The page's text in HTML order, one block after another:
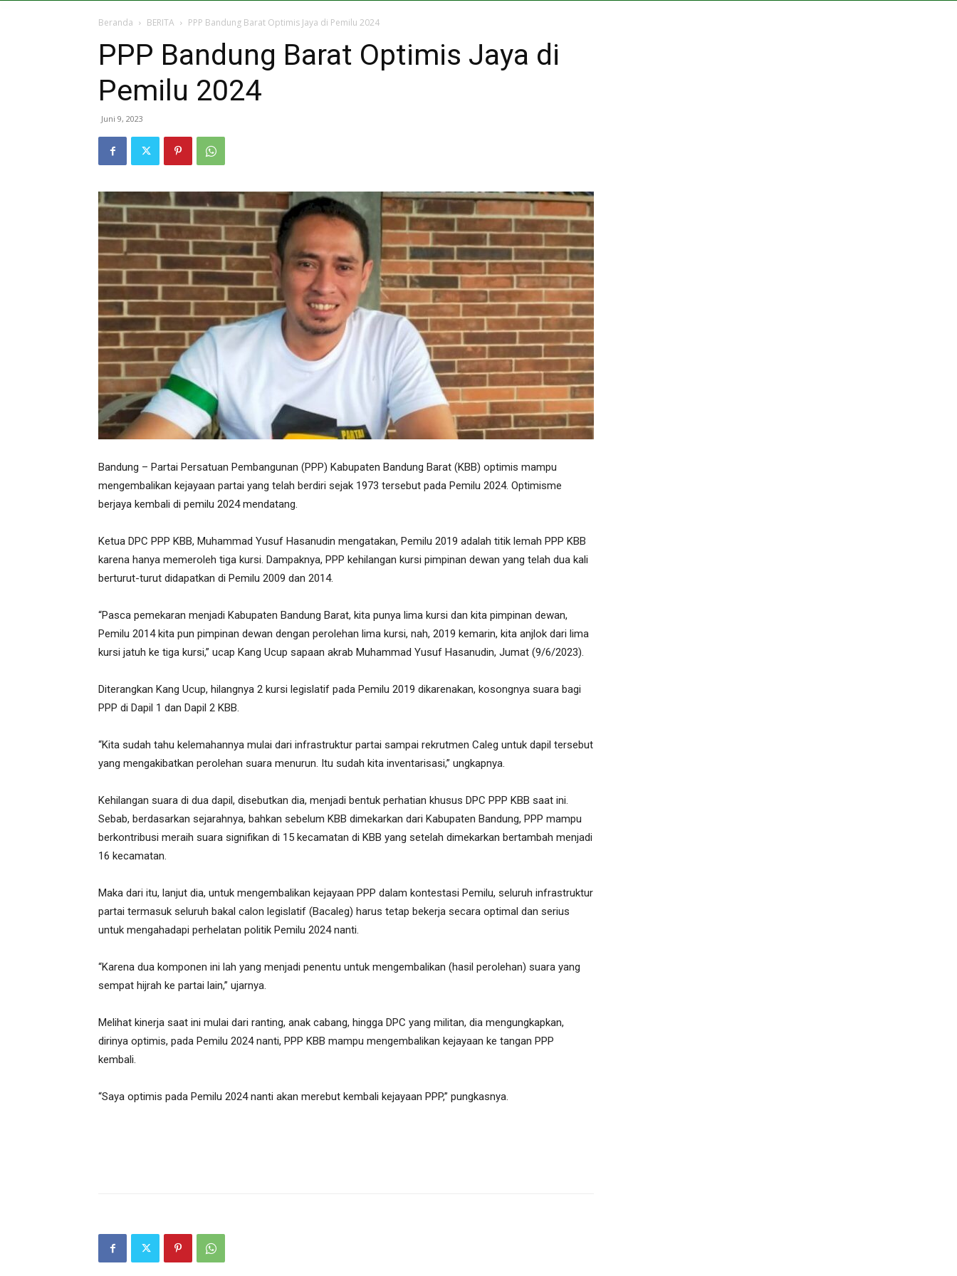
Beranda BERITA PPP Bandung Barat Optimis Jaya di Pemilu 2024
PPP Bandung Barat Optimis Jaya di
Pemilu 2024
Juni 9, 2023
Bandung – Partai Persatuan Pembangunan (PPP) Kabupaten Bandung Barat (KBB) optimis mampu
mengembalikan kejayaan partai yang telah berdiri sejak 1973 tersebut pada Pemilu 2024. Optimisme
berjaya kembali di pemilu 2024 mendatang.
Ketua DPC PPP KBB, Muhammad Yusuf Hasanudin mengatakan, Pemilu 2019 adalah titik lemah PPP KBB
karena hanya memeroleh tiga kursi. Dampaknya, PPP kehilangan kursi pimpinan dewan yang telah dua kali
berturut-turut didapatkan di Pemilu 2009 dan 2014.
“Pasca pemekaran menjadi Kabupaten Bandung Barat, kita punya lima kursi dan kita pimpinan dewan,
Pemilu 2014 kita pun pimpinan dewan dengan perolehan lima kursi, nah, 2019 kemarin, kita anjlok dari lima
kursi jatuh ke tiga kursi,” ucap Kang Ucup sapaan akrab Muhammad Yusuf Hasanudin, Jumat (9/6/2023).
Diterangkan Kang Ucup, hilangnya 2 kursi legislatif pada Pemilu 2019 dikarenakan, kosongnya suara bagi
PPP di Dapil 1 dan Dapil 2 KBB.
“Kita sudah tahu kelemahannya mulai dari infrastruktur partai sampai rekrutmen Caleg untuk dapil tersebut
yang mengakibatkan perolehan suara menurun. Itu sudah kita inventarisasi,” ungkapnya.
Kehilangan suara di dua dapil, disebutkan dia, menjadi bentuk perhatian khusus DPC PPP KBB saat ini.
Sebab, berdasarkan sejarahnya, bahkan sebelum KBB dimekarkan dari Kabupaten Bandung, PPP mampu
berkontribusi meraih suara signifikan di 15 kecamatan di KBB yang setelah dimekarkan bertambah menjadi
16 kecamatan.
Maka dari itu, lanjut dia, untuk mengembalikan kejayaan PPP dalam kontestasi Pemilu, seluruh infrastruktur
partai termasuk seluruh bakal calon legislatif (Bacaleg) harus tetap bekerja secara optimal dan serius
untuk mengahadapi perhelatan politik Pemilu 2024 nanti.
“Karena dua komponen ini lah yang menjadi penentu untuk mengembalikan (hasil perolehan) suara yang
sempat hijrah ke partai lain,” ujarnya.
Melihat kinerja saat ini mulai dari ranting, anak cabang, hingga DPC yang militan, dia mengungkapkan,
dirinya optimis, pada Pemilu 2024 nanti, PPP KBB mampu mengembalikan kejayaan ke tangan PPP
kembali.
“Saya optimis pada Pemilu 2024 nanti akan merebut kembali kejayaan PPP,” pungkasnya.